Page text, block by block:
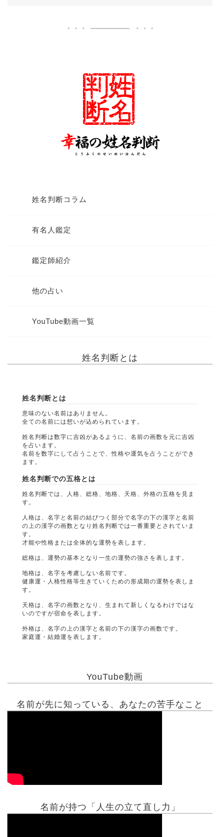
姓名判断コラム
有名人鑑定
鑑定師紹介
他の占い
YouTube動画一覧
姓名判断とは
姓名判断とは
意味のない名前はありません。
全ての名前には想いが込められています。
姓名判断は数字に吉凶があるように、名前の画数を元に吉凶
を占います。
名前を数字にして占うことで、性格や運気を占うことができ
ます。
姓名判断での五格とは
姓名判断では、人格、総格、地格、天格、外格の五格を見ま
す。
人格は、名字と名前の結びつく部分で名字の下の漢字と名前
の上の漢字の画数となり姓名判断では一番重要とされていま
す。
才能や性格または全体的な運勢を表します。
総格は、運勢の基本となり一生の運勢の強さを表します。
地格は、名字を考慮しない名前です。
健康運・人格性格等生きていくための形成期の運勢を表しま
す。
天格は、名字の画数となり、生まれて新しくなるわけではな
いのですが宿命を表します。
外格は、名字の上の漢字と名前の下の漢字の画数です。
家庭運・結婚運を表します。
YouTube動画
名前が先に知っている、あなたの苦手なこと
名前が持つ「人生の立て直し力」